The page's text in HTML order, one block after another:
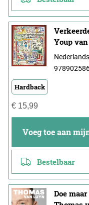
Youp
Hardback
€15,99
Voeg toe aan
Bestelbaar
Doe